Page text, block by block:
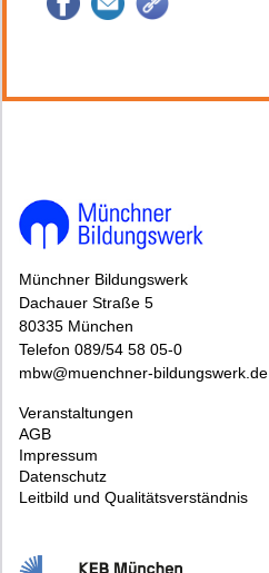
Münchner Bildungswerk
Dachauer Straße 5
80335 München
Telefon 089/54 58 05-0
mbw@muenchner-bildungswerk.de
Veranstaltungen
AGB
Impressum
Datenschutz
Leitbild und Qualitätsverständnis